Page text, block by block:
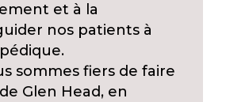
et à la
nos patients à
sommes fiers de faire
Glen Head, en